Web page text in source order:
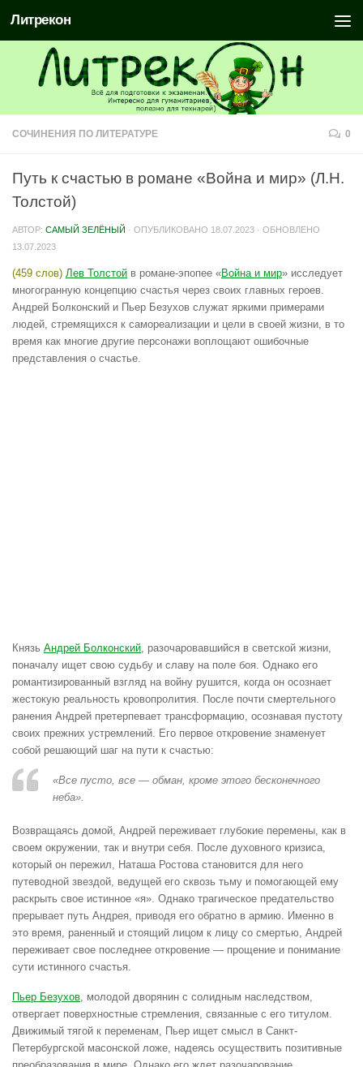
Литрекон
СОЧИНЕНИЯ ПО ЛИТЕРАТУРЕ 0
Путь к счастью в романе «Война и мир» (Л.Н.
Толстой)
АВТОР: САМЫЙ ЗЕЛЁНЫЙ · ОПУБЛИКОВАНО 18.07.2023 · ОБНОВЛЕНО
13.07.2023
(459 слов) Лев Толстой в романе-эпопее «Война и мир» исследует
многогранную концепцию счастья через своих главных героев.
Андрей Болконский и Пьер Безухов служат яркими примерами
людей, стремящихся к самореализации и цели в своей жизни, в то
время как многие другие персонажи воплощают ошибочные
представления о счастье.
Князь Андрей Болконский, разочаровавшийся в светской жизни,
поначалу ищет свою судьбу и славу на поле боя. Однако его
романтизированный взгляд на войну рушится, когда он осознает
жестокую реальность кровопролития. После почти смертельного
ранения Андрей претерпевает трансформацию, осознавая пустоту
своих прежних устремлений. Его первое откровение знаменует
собой решающий шаг на пути к счастью:
«Все пусто, все — обман, кроме этого бесконечного
неба».
Возвращаясь домой, Андрей переживает глубокие перемены, как в
своем окружении, так и внутри себя. После духовного кризиса,
который он пережил, Наташа Ростова становится для него
путеводной звездой, ведущей его сквозь тьму и помогающей ему
раскрыть свое истинное «я». Однако трагическое предательство
прерывает путь Андрея, приводя его обратно в армию. Именно в
это время, раненный и стоящий лицом к лицу со смертью, Андрей
переживает свое последнее откровение — прощение и понимание
сути истинного счастья.
Пьер Безухов , молодой дворянин с солидным наследством,
отвергает поверхностные стремления, связанные с его титулом.
Движимый тягой к переменам, Пьер ищет смысл в Санкт-
Петербургской масонской ложе, надеясь осуществить позитивные